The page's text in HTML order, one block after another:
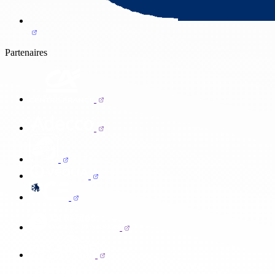
Partenaires